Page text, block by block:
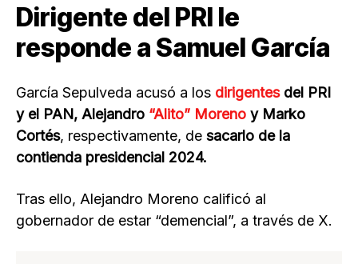
Dirigente del PRI le
responde a Samuel García
García Sepulveda acusó a los dirigentesdel PRI
y el PAN, Alejandro “Alito” Moreno y Marko
Cortés, respectivamente, de sacarlo de la
contienda presidencial 2024.
Tras ello, Alejandro Moreno calificó al
gobernador de estar “demencial”, a través de X.